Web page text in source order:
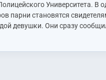
Университета. В
парни становятся
девушки. Они сразу